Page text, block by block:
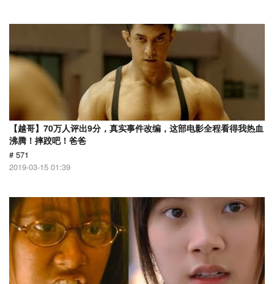
【越哥】70万人评出9分，真实事件改编，这部电影全程看得我热血
沸腾！摔跤吧！爸爸
# 571
2019-03-15 01:39